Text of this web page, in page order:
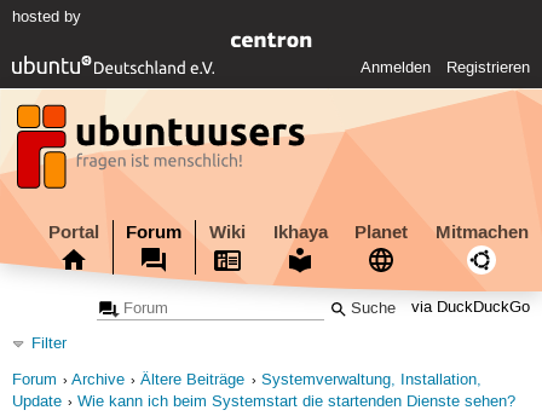
hosted by
Anmelden Registrieren
Portal Forum Wiki Ikhaya Planet Mitmachen
via DuckDuckGo
Filter
Forum
Archive Ältere Beiträge
Systemverwaltung, Installation,
Update
Wie kann ich beim Systemstart die startenden Dienste sehen?